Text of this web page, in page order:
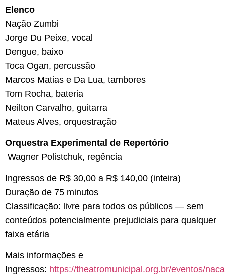
Elenco
Nação Zumbi
Jorge Du Peixe, vocal
Dengue, baixo
Toca Ogan, percussão
Marcos Matias e Da Lua, tambores
Tom Rocha, bateria
Neilton Carvalho, guitarra
Mateus Alves, orquestração
Orquestra Experimental de Repertório
Wagner Polistchuk, regência
Ingressos de R$ 30,00 a R$ 140,00 (inteira)
Duração de 75 minutos
Classificação: livre para todos os públicos — sem
conteúdos potencialmente prejudiciais para qualquer
faixa etária
Mais informações e
Ingressos: https://theatromunicipal.org.br/eventos/